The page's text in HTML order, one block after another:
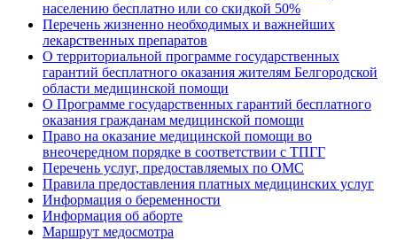
населению бесплатно или со скидкой 50%
Перечень жизненно необходимых и важнейших
лекарственных препаратов
О территориальной программе государственных
гарантий бесплатного оказания жителям Белгородской
области медицинской помощи
О Программе государственных гарантий бесплатного
оказания гражданам медицинской помощи
Право на оказание медицинской помощи во
внеочередном порядке в соответствии с ТПГГ
Перечень услуг, предоставляемых по ОМС
Правила предоставления платных медицинских услуг
Информация о беременности
Информация об аборте
Маршрут медосмотра